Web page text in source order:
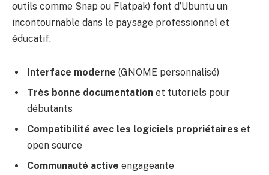
outils comme Snap ou Flatpak) font d’Ubuntu un
incontournable dans le paysage professionnel et
éducatif.
Interface moderne (GNOME personnalisé)
Très bonne documentation et tutoriels pour
débutants
Compatibilité avec les logiciels propriétaires et
open source
Communauté active engageante